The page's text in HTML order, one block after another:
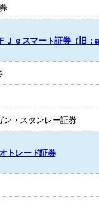
Ｊｅスマート証券（旧：
ン・スタンレー証券
トレード証券